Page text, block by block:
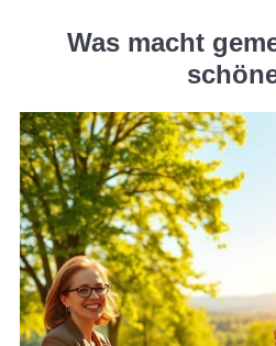
Was macht